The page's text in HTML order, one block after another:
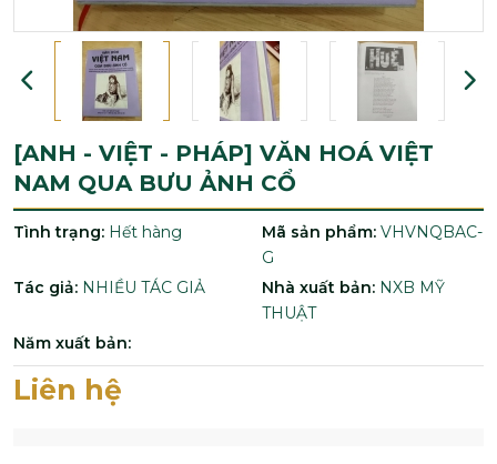
[ANH - VIỆT - PHÁP] VĂN HOÁ VIỆT
NAM QUA BƯU ẢNH CỔ
Tình trạng: Hết hàng Mã sản phẩm: VHVNQBAC-
G
Tác giả: NHIỀU TÁC GIẢ Nhà xuất bản: NXB MỸ
THUẬT
Năm xuất bản:
Liên hệ